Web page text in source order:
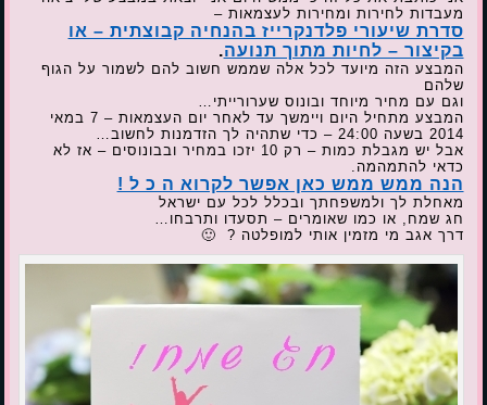
מעבדות לחירות ומחירות לעצמאות –
סדרת שיעורי פלדנקרייז בהנחיה קבוצתית – או
בקיצור – לחיות מתוך תנועה.
המבצע הזה מיועד לכל אלה שממש חשוב להם לשמור על הגוף
שלהם
וגם עם מחיר מיוחד ובונוס שערורייתי…
המבצע מתחיל היום ויימשך עד לאחר יום העצמאות – 7 במאי
2014 בשעה 24:00 – כדי שתהיה לך הזדמנות לחשוב…
אבל יש מגבלת כמות – רק 10 יזכו במחיר ובבונוסים – אז לא
כדאי להתמהמה.
הנה ממש ממש כאן אפשר לקרוא ה כ ל !
מאחלת לך ולמשפחתך ובכלל לכל עם ישראל
חג שמח, או כמו שאומרים – תסעדו ותרבחו…
דרך אגב מי מזמין אותי למופלטה ? 🙂